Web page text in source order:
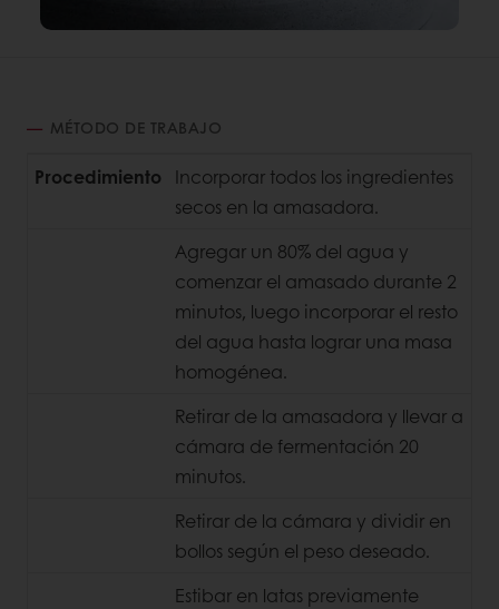
MÉTODO DE TRABAJO
Procedimiento
Incorporar todos los ingredientes
secos en la amasadora.
Agregar un 80% del agua y
comenzar el amasado durante 2
minutos, luego incorporar el resto
del agua hasta lograr una masa
homogénea.
Retirar de la amasadora y llevar a
cámara de fermentación 20
minutos.
Retirar de la cámara y dividir en
bollos según el peso deseado.
Estibar en latas previamente